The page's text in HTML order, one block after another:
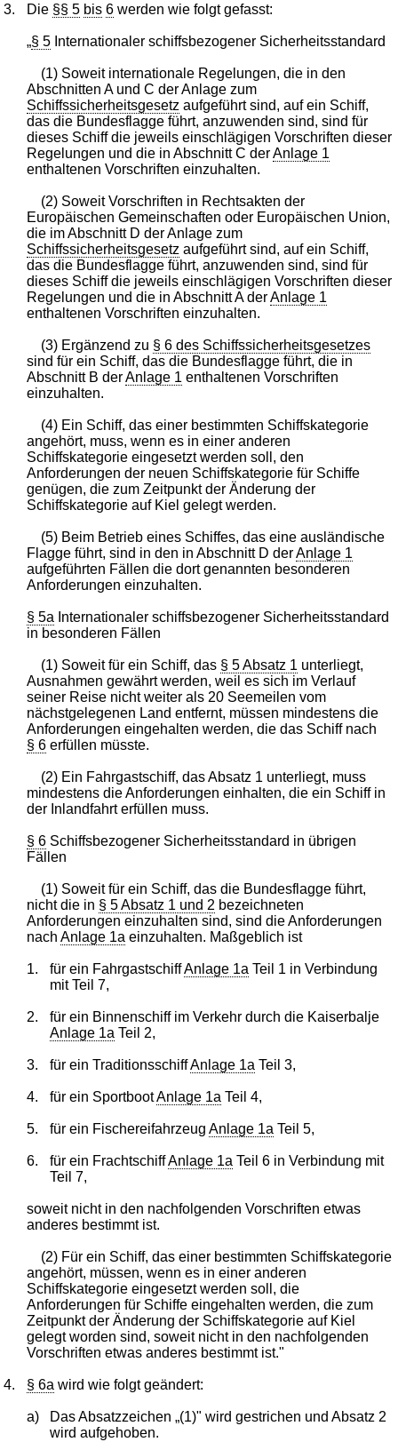
3. Die §§ 5 bis 6 werden wie folgt gefasst:
„§ 5 Internationaler schiffsbezogener Sicherheitsstandard
(1) Soweit internationale Regelungen, die in den
Abschnitten A und C der Anlage zum
Schiffssicherheitsgesetz aufgeführt sind, auf ein Schiff,
das die Bundesflagge führt, anzuwenden sind, sind für
dieses Schiff die jeweils einschlägigen Vorschriften dieser
Regelungen und die in Abschnitt C derAnlage 1
enthaltenen Vorschriften einzuhalten.
(2) Soweit Vorschriften in Rechtsakten der
Europäischen Gemeinschaften oder Europäischen Union,
die im Abschnitt D der Anlage zum
Schiffssicherheitsgesetz aufgeführt sind, auf ein Schiff,
das die Bundesflagge führt, anzuwenden sind, sind für
dieses Schiff die jeweils einschlägigen Vorschriften dieser
Regelungen und die in Abschnitt A derAnlage 1
enthaltenen Vorschriften einzuhalten.
(3) Ergänzend zu § 6 des Schiffssicherheitsgesetzes
sind für ein Schiff, das die Bundesflagge führt, die in
Abschnitt B derAnlage 1 enthaltenen Vorschriften
einzuhalten.
(4) Ein Schiff, das einer bestimmten Schiffskategorie
angehört, muss, wenn es in einer anderen
Schiffskategorie eingesetzt werden soll, den
Anforderungen der neuen Schiffskategorie für Schiffe
genügen, die zum Zeitpunkt der Änderung der
Schiffskategorie auf Kiel gelegt werden.
(5) Beim Betrieb eines Schiffes, das eine ausländische
Flagge führt, sind in den in Abschnitt D derAnlage 1
aufgeführten Fällen die dort genannten besonderen
Anforderungen einzuhalten.
§ 5a Internationaler schiffsbezogener Sicherheitsstandard
in besonderen Fällen
(1) Soweit für ein Schiff, das § 5 Absatz 1 unterliegt,
Ausnahmen gewährt werden, weil es sich im Verlauf
seiner Reise nicht weiter als 20 Seemeilen vom
nächstgelegenen Land entfernt, müssen mindestens die
Anforderungen eingehalten werden, die das Schiff nach
§ 6 erfüllen müsste.
(2) Ein Fahrgastschiff, das Absatz 1 unterliegt, muss
mindestens die Anforderungen einhalten, die ein Schiff in
der Inlandfahrt erfüllen muss.
§ 6 Schiffsbezogener Sicherheitsstandard in übrigen
Fällen
(1) Soweit für ein Schiff, das die Bundesflagge führt,
nicht die in § 5 Absatz 1 und 2 bezeichneten
Anforderungen einzuhalten sind, sind die Anforderungen
nachAnlage 1a einzuhalten. Maßgeblich ist
1. für ein FahrgastschiffAnlage 1a Teil 1 in Verbindung
mit Teil 7,
2.
für ein Binnenschiff im Verkehr durch die Kaiserbalje
Anlage 1a Teil 2,
3. für ein TraditionsschiffAnlage 1a Teil 3,
4. für ein SportbootAnlage 1a Teil 4,
5. für ein Fischereifahrzeug Anlage 1a Teil 5,
6. für ein FrachtschiffAnlage 1a Teil 6 in Verbindung mit
Teil 7,
soweit nicht in den nachfolgenden Vorschriften etwas
anderes bestimmt ist.
(2) Für ein Schiff, das einer bestimmten Schiffskategorie
angehört, müssen, wenn es in einer anderen
Schiffskategorie eingesetzt werden soll, die
Anforderungen für Schiffe eingehalten werden, die zum
Zeitpunkt der Änderung der Schiffskategorie auf Kiel
gelegt worden sind, soweit nicht in den nachfolgenden
Vorschriften etwas anderes bestimmt ist."
4. § 6a wird wie folgt geändert:
a)
Das Absatzzeichen „(1)" wird gestrichen und Absatz 2
wird aufgehoben.